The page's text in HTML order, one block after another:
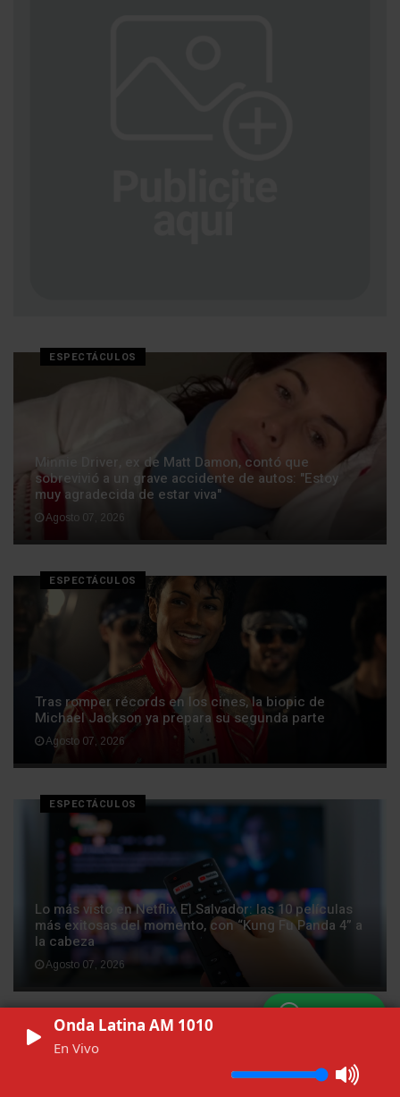
Onda Latina AM 1010
En Vivo
WhatsApp
ESPECTÁCULOS
Minnie Driver, ex de Matt Damon, contó que
sobrevivió a un grave accidente de autos: "Estoy
muy agradecida de estar viva"
Agosto 07, 2026
ESPECTÁCULOS
Tras romper récords en los cines, la biopic de
Michael Jackson ya prepara su segunda parte
Agosto 07, 2026
ESPECTÁCULOS
Lo más visto en Netflix El Salvador: las 10 películas
más exitosas del momento, con “Kung Fu Panda 4” a
la cabeza
Agosto 07, 2026
ESPECTÁCULOS